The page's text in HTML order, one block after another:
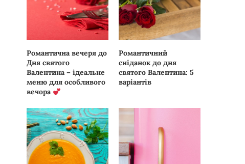
Романтична вечеря до
Дня святого
Валентина – ідеальне
меню для особливого
вечора
Романтичний
сніданок до дня
святого Валентина: 5
варіантів